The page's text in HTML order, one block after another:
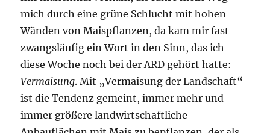
mich durch eine grüne Schlucht mit hohen
Wänden von Maispflanzen, da kam mir fast
zwangsläufig ein Wort in den Sinn, das ich
diese Woche noch bei der ARD gehört hatte:
Vermaisung. Mit „Vermaisung der Landschaft“
ist die Tendenz gemeint, immer mehr und
immer größere landwirtschaftliche